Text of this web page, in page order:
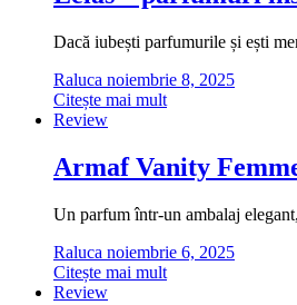
Dacă iubești parfumurile și ești
Raluca noiembrie 8, 2025
Citește mai mult
Review
Armaf Vanity
Un parfum într-un ambalaj
Raluca noiembrie 6, 2025
Citește mai mult
Review